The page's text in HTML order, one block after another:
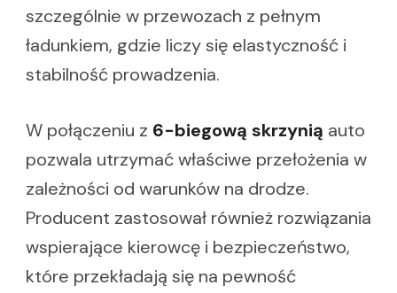
szczególnie w przewozach z pełnym
ładunkiem, gdzie liczy się elastyczność i
stabilność prowadzenia.
W połączeniu z 6-biegową skrzynią auto
pozwala utrzymać właściwe przełożenia w
zależności od warunków na drodze.
Producent zastosował również rozwiązania
wspierające kierowcę i bezpieczeństwo,
które przekładają się na pewność